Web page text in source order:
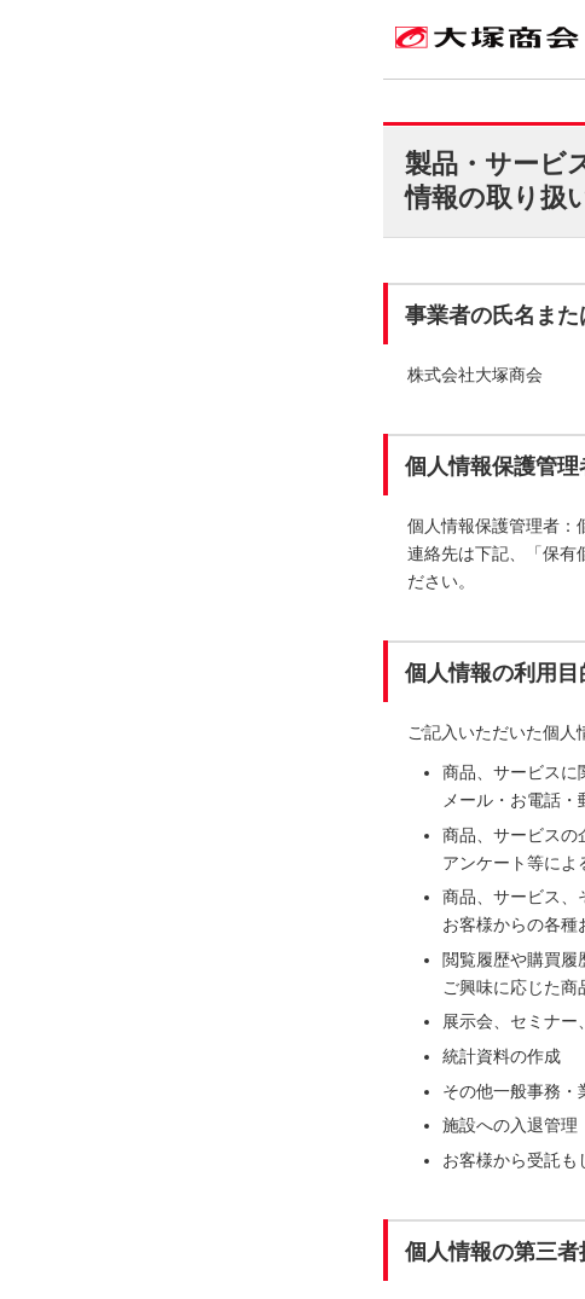
製品・サービ
情報の取り扱
事業者の氏名また
株式会社大塚商会
個人情報保護管理
個人情報保護管理者：
連絡先は下記、「保有
ださい。
個人情報の利用目
ご記入いただいた個人
商品、サービスに
メール・お電話
商品、サービスの
アンケート等によ
商品、サービス、
お客様からの各種
閲覧履歴や購買履
ご興味に応じた
展示会、セミナー
統計資料の作成
その他一般事務・
施設への入退管理
お客様から受託も
個人情報の第三